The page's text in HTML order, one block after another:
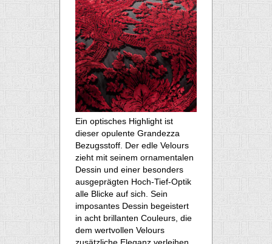
Ein optisches Highlight ist
dieser opulente Grandezza
Bezugsstoff. Der edle Velours
zieht mit seinem ornamentalen
Dessin und einer besonders
ausgeprägten Hoch-Tief-Optik
alle Blicke auf sich. Sein
imposantes Dessin begeistert
in acht brillanten Couleurs, die
dem wertvollen Velours